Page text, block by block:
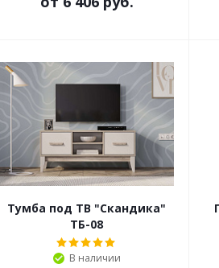
Тумба под ТВ "Скандика"
ТБ-08
В наличии